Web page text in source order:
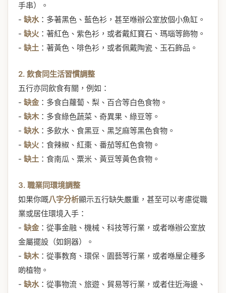
手串）。
- 缺水：多著黑色、藍色衫，甚至喺辦公室放個小魚缸。
- 缺火 ：著紅色、紫色衫，或者戴紅寶石、瑪瑙等飾物。
- 缺土 ：著黃色、啡色衫，或者佩戴陶瓷、玉石飾品。
2. 飲食同生活習慣調整
五行亦同飲食有關，例如：
- 缺金：多食白蘿蔔、梨、百合等白色食物。
- 缺木：多食綠色蔬菜、奇異果、綠豆等。
- 缺水：多飲水、食黑豆、黑芝麻等黑色食物。
- 缺火 ：食辣椒、紅棗、番茄等紅色食物。
- 缺土 ：食南瓜、粟米、黃豆等黃色食物。
3. 職業同環境調整
如果你嘅八字分析顯示五行缺失嚴重，甚至可以考慮從職
業或居住環境入手：
- 缺金：從事金融、機械、科技等行業，或者喺辦公室放
金屬擺設（如銅器）。
- 缺木：從事教育、環保、園藝等行業，或者喺屋企種多
啲植物。
- 缺水：從事物流、旅遊、貿易等行業，或者住近海邊、